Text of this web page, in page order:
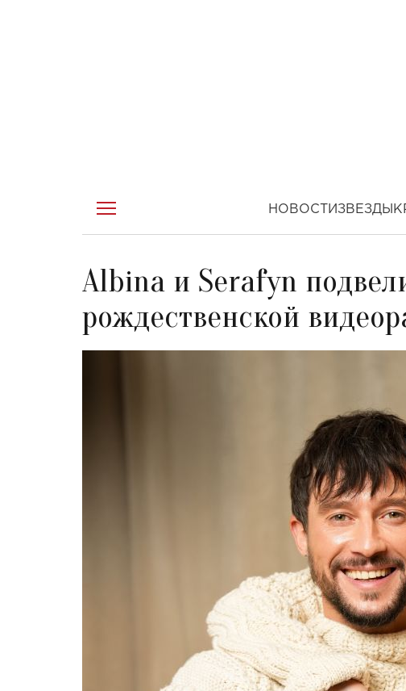
НОВОСТИ ЗВЕЗДЫ
Albina и Serafyn
рождественской